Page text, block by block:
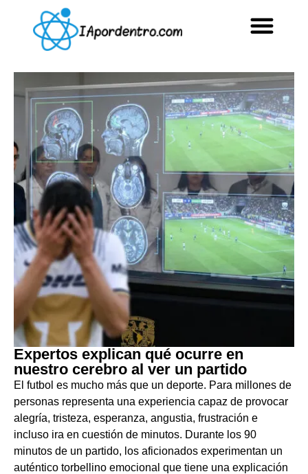
Expertos explican qué ocurre en
nuestro cerebro al ver un partido
El futbol es mucho más que un deporte. Para millones de
personas representa una experiencia capaz de provocar
alegría, tristeza, esperanza, angustia, frustración e
incluso ira en cuestión de minutos. Durante los 90
minutos de un partido, los aficionados experimentan un
auténtico torbellino emocional que tiene una explicación